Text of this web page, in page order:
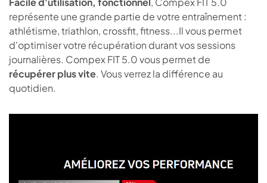
représente une grande partie de votre entraînement :
athlétisme, triathlon, crossfit, fitness...Il vous permet
d'optimiser votre récupération durant vos sessions
journalières. Compex FIT 5.0 vous permet de
récupérer plus vite. Vous verrez la différence au
quotidien.